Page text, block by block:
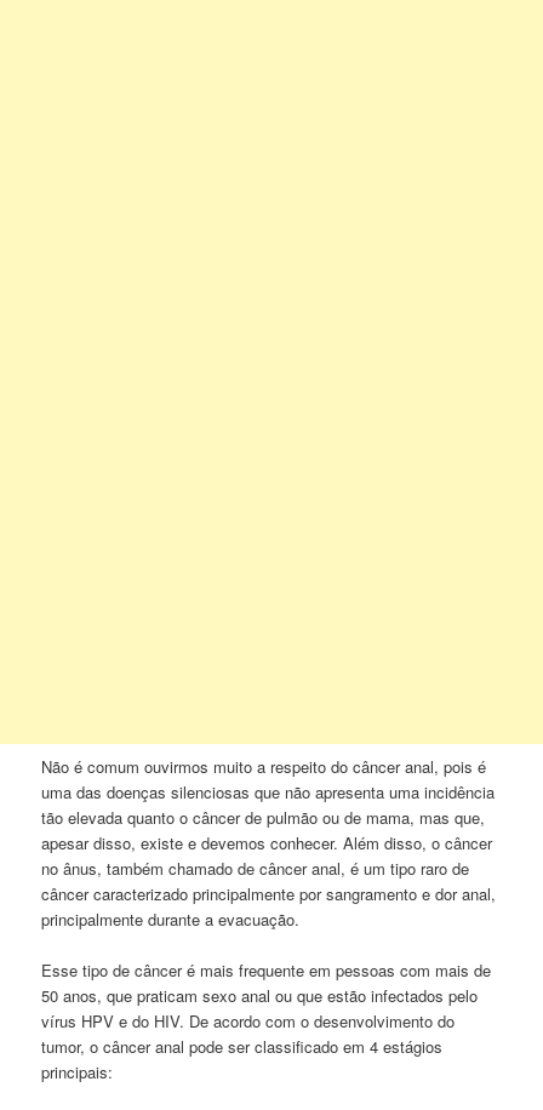
Não é comum ouvirmos muito a respeito do câncer anal, pois é
uma das doenças silenciosas que não apresenta uma incidência
tão elevada quanto o câncer de pulmão ou de mama, mas que,
apesar disso, existe e devemos conhecer. Além disso, o câncer
no ânus, também chamado de câncer anal, é um tipo raro de
câncer caracterizado principalmente por sangramento e dor anal,
principalmente durante a evacuação.
Esse tipo de câncer é mais frequente em pessoas com mais de
50 anos, que praticam sexo anal ou que estão infectados pelo
vírus HPV e do HIV. De acordo com o desenvolvimento do
tumor, o câncer anal pode ser classificado em 4 estágios
principais: